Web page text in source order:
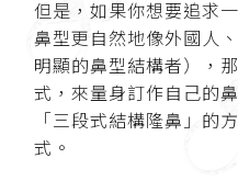
但是，如果你想要追求
鼻型更自然地像外國人
明顯的鼻型結構者），
式，來量身訂作自己的
「三段式結構隆鼻」的
式。